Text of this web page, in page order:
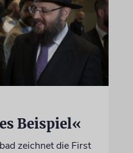
Beispiel«
zeichnet die First